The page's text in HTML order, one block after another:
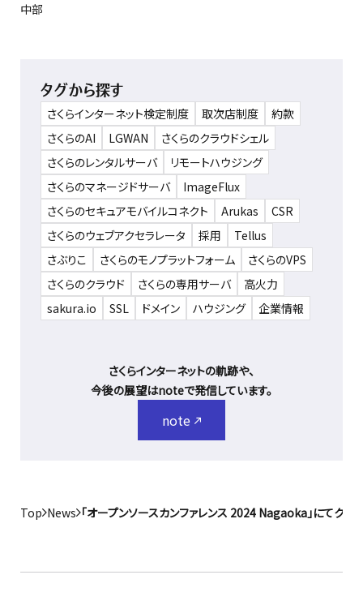
中部
タグから探す
さくらインターネット検定制度 取次店制度
約款
さくらのAI
LGWAN
さくらのクラウドシェル
さくらのレンタルサーバ
リモートハウジング
さくらのマネージドサーバ
ImageFlux
さくらのセキュアモバイルコネクト
Arukas
CSR
さくらのウェブアクセラレータ
採用
Tellus
さぶりこ
さくらのモノプラットフォーム
さくらのVPS
さくらのクラウド
さくらの専用サーバ
高火力
sakura.io
SSL ドメイン ハウジング 企業情報
さくらインターネットの軌跡や、
今後の展望はnoteで発信しています。
note
Top News 「オープンソースカンファレンス 2024 Nagaoka」にてク